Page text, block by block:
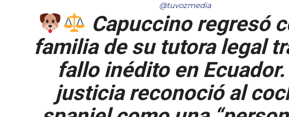
@tuvozmedia
Capuccino regresó
familia de su tutora legal
fallo inédito en Ecuador.
justicia reconoció al